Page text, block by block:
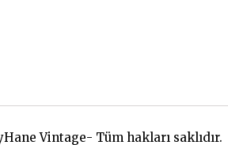
Vintage- Tüm hakları saklıdır.